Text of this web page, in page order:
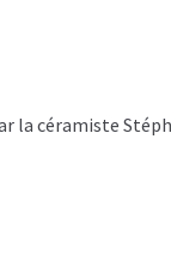
la céramiste